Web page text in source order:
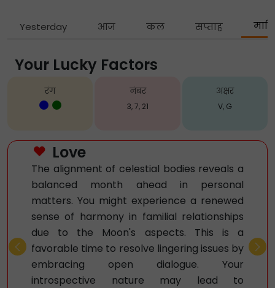
Yesterday आज कल सप्ताह
Your Lucky Factors
रंग नंबर
3, 7, 21
अक्षर
V, G
Love
The alignment of celestial bodies reveals a
balanced month ahead in personal
matters. You might experience a renewed
sense of harmony in familial relationships
due to the Moon's aspects. This is a
favorable time to resolve lingering issues by
embracing open dialogue. Your
introspective nature may lead to
Previous